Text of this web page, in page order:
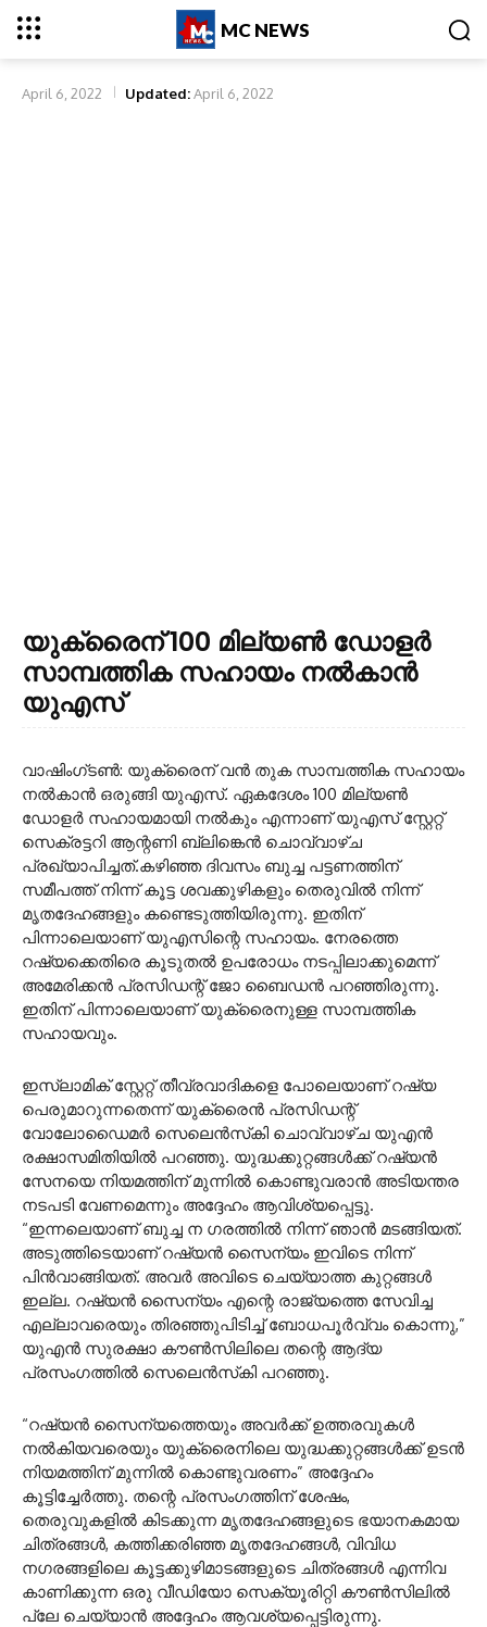
MC NEWS
April 6, 2022 Updated:April 6, 2022
യുക്രൈന് 100 മില്യൺ ഡോളർ
സാമ്പത്തിക സഹായം നൽകാൻ
യുഎസ്
വാഷിംഗ്ടണ്‍: യുക്രൈന് വന്‍ തുക സാമ്പത്തിക സഹായം
നല്‍കാന്‍ ഒരുങ്ങി യുഎസ്. ഏകദേശം 100 മില്യണ്‍
ഡോളര്‍ സഹായമായി നല്‍കും എന്നാണ് യുഎസ് സ്റ്റേറ്റ്
സെക്രട്ടറി ആന്റണി ബ്ലിങ്കെന്‍ ചൊവ്വാഴ്ച
പ്രഖ്യാപിച്ചത്.കഴിഞ്ഞ ദിവസം ബുച്ച പട്ടണത്തിന്
സമീപത്ത് നിന്ന് കൂട്ട ശവക്കുഴികളും തെരുവില്‍ നിന്ന്
മൃതദേഹങ്ങളും കണ്ടെടുത്തിയിരുന്നു. ഇതിന്
പിന്നാലെയാണ് യുഎസിന്റെ സഹായം. നേരത്തെ
റഷ്യക്കെതിരെ കൂടുതല്‍ ഉപരോധം നടപ്പിലാക്കുമെന്ന്
അമേരിക്കന്‍ പ്രസിഡന്റ് ജോ ബൈഡന്‍ പറഞ്ഞിരുന്നു.
ഇതിന് പിന്നാലെയാണ് യുക്രൈനുള്ള സാമ്പത്തിക
സഹായവും.
ഇസ്ലാമിക് സ്റ്റേറ്റ് തീവ്രവാദികളെ പോലെയാണ് റഷ്യ
പെരുമാറുന്നതെന്ന് യുക്രൈന്‍ പ്രസിഡന്റ്
വോലോഡൈമര്‍ സെലെന്‍സ്‌കി ചൊവ്വാഴ്ച യുഎന്‍
രക്ഷാസമിതിയില്‍ പറഞ്ഞു. യുദ്ധക്കുറ്റങ്ങള്‍ക്ക് റഷ്യന്‍
സേനയെ നിയമത്തിന് മുന്നില്‍ കൊണ്ടുവരാന്‍ അടിയന്തര
നടപടി വേണമെന്നും അദ്ദേഹം ആവിശ്യപ്പെട്ടു.
“ഇന്നലെയാണ് ബുച്ച ന ഗരത്തില്‍ നിന്ന് ഞാന്‍ മടങ്ങിയത്.
അടുത്തിടെയാണ് റഷ്യന്‍ സൈന്യം ഇവിടെ നിന്ന്
പിന്‍വാങ്ങിയത്. അവര്‍ അവിടെ ചെയ്യാത്ത കുറ്റങ്ങള്‍
ഇല്ല. റഷ്യന്‍ സൈന്യം എന്റെ രാജ്യത്തെ സേവിച്ച
എല്ലാവരെയും തിരഞ്ഞുപിടിച്ച്‌ ബോധപൂര്‍വ്വം കൊന്നു,”
യുഎന്‍ സുരക്ഷാ കൗണ്‍സിലിലെ തന്റെ ആദ്യ
പ്രസംഗത്തില്‍ സെലെന്‍സ്‌കി പറഞ്ഞു.
“റഷ്യന്‍ സൈന്യത്തെയും അവര്‍ക്ക് ഉത്തരവുകള്‍
നല്‍കിയവരെയും യുക്രൈനിലെ യുദ്ധക്കുറ്റങ്ങള്‍ക്ക് ഉടന്‍
നിയമത്തിന് മുന്നില്‍ കൊണ്ടുവരണം” അദ്ദേഹം
കൂട്ടിച്ചേര്‍ത്തു. തന്റെ പ്രസംഗത്തിന് ശേഷം,
തെരുവുകളില്‍ കിടക്കുന്ന മൃതദേഹങ്ങളുടെ ഭയാനകമായ
ചിത്രങ്ങള്‍, കത്തിക്കരിഞ്ഞ മൃതദേഹങ്ങള്‍, വിവിധ
നഗരങ്ങളിലെ കൂട്ടക്കുഴിമാടങ്ങളുടെ ചിത്രങ്ങള്‍ എന്നിവ
കാണിക്കുന്ന ഒരു വീഡിയോ സെക്യൂരിറ്റി കൗണ്‍സിലില്‍
പ്ലേ ചെയ്യാന്‍ അദ്ദേഹം ആവശ്യപ്പെട്ടിരുന്നു.